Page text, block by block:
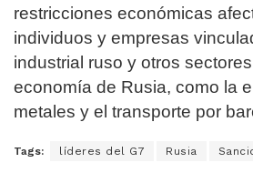
restricciones económicas
individuos y empresas
industrial ruso y otros
economía de Rusia, como la
metales y el transporte por
Tags: líderes del G7 Rusia